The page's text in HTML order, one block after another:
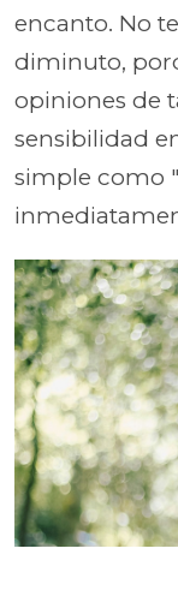
encanto. No
diminuto,
opiniones de
sensibilidad
simple como